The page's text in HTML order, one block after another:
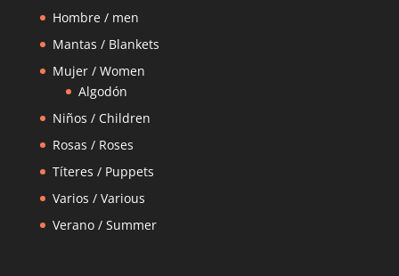
Hombre / men
Mantas / Blankets
Mujer / Women
Algodón
Niños / Children
Rosas / Roses
Títeres / Puppets
Varios / Various
Verano / Summer